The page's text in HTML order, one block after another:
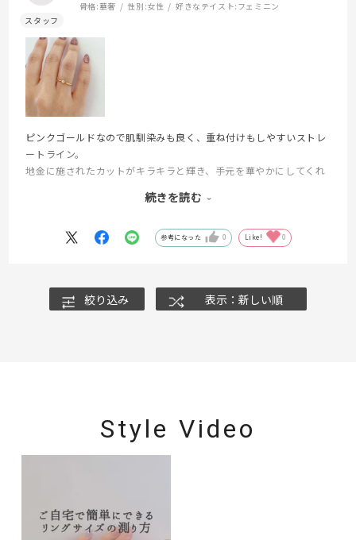
骨格:華奢 性別:女性 好きなテイスト: フェミニン
ピンクゴールドなので肌馴染みも良く、重ね付けもしやすいストレ
ートライン。
地金に施されたカットがキラキラと輝き、手元を華やかにしてくれ
色違いのイエローゴールドもあるので、お好みに合わせて選ぶこと
続きを読む
参考になった 0 Like! 0
絞り込み 表示：新しい順
Style Video